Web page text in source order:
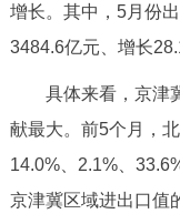
参与调查
走进北京
增长。其中，5月份
3484.6亿元、增长
具体来看，京津
献最大。前5个月，
14.0%、2.1%、
京津冀区域进出口值